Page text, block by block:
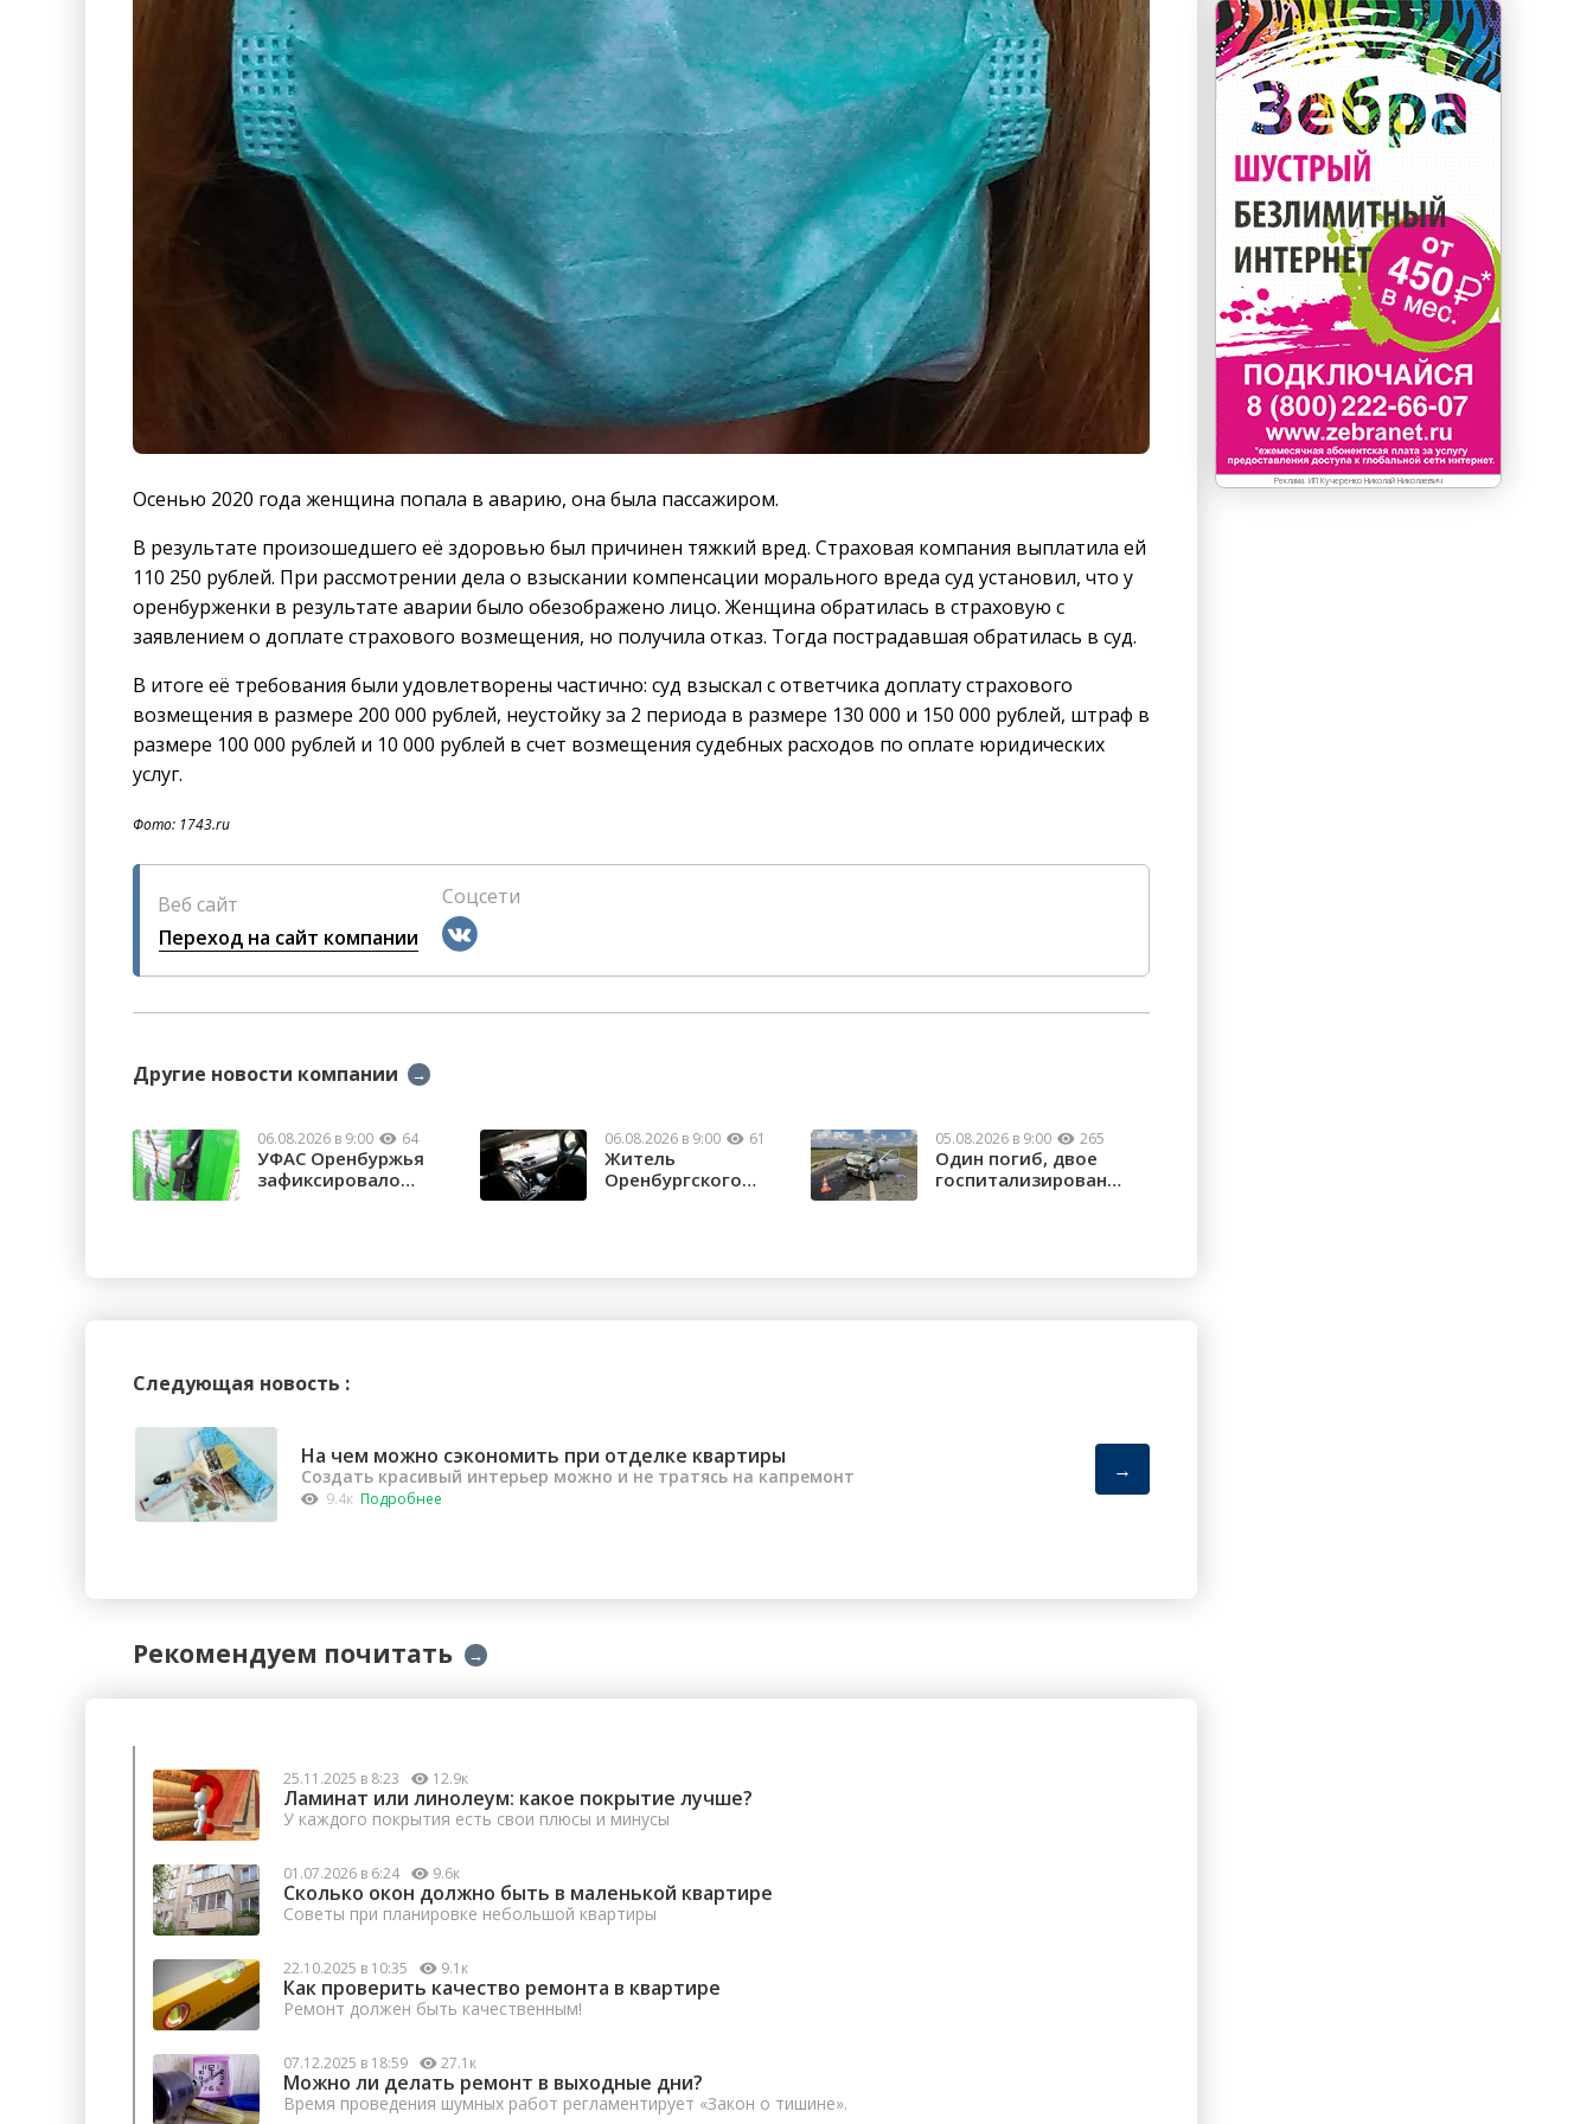
Осенью 2020 года женщина попала в аварию, она была пассажиром.
В результате произошедшего её здоровью был причинен тяжкий вред. Страховая компания выплатила ей
110 250 рублей. При рассмотрении дела о взыскании компенсации морального вреда суд установил, что у
оренбурженки в результате аварии было обезображено лицо. Женщина обратилась в страховую с
заявлением о доплате страхового возмещения, но получила отказ. Тогда пострадавшая обратилась в суд.
В итоге её требования были удовлетворены частично: суд взыскал с ответчика доплату страхового
возмещения в размере 200 000 рублей, неустойку за 2 периода в размере 130 000 и 150 000 рублей, штраф в
размере 100 000 рублей и 10 000 рублей в счет возмещения судебных расходов по оплате юридических
услуг.
Фото: 1743.ru
Веб сайт
Переход на сайт компании
Соцсети
Другие новости компании →
06.08.2026 в 9:00 64
УФАС Оренбуржья
зафиксировало
06.08.2026 в 9:00 61
Житель
Оренбургского
05.08.2026 в 9:00 265
Один погиб, двое
госпитализированы:
Реклама. ИП Кучеренко Николай Николаевич
Следующая новость :
На чем можно сэкономить при отделке квартиры
Создать красивый интерьер можно и не тратясь на капремонт
9.4к Подробнее
→
Рекомендуем почитать →
25.11.2025 в 8:23 12.9к
Ламинат или линолеум: какое покрытие лучше?
У каждого покрытия есть свои плюсы и минусы
01.07.2026 в 6:24 9.6к
Сколько окон должно быть в маленькой квартире
Советы при планировке небольшой квартиры
22.10.2025 в 10:35 9.1к
Как проверить качество ремонта в квартире
Ремонт должен быть качественным!
07.12.2025 в 18:59 27.1к
Можно ли делать ремонт в выходные дни?
Время проведения шумных работ регламентирует «Закон о тишине».